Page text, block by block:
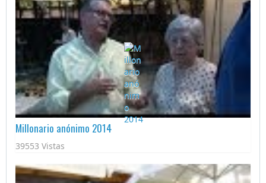
Millonario anónimo 2014
39553 Vistas